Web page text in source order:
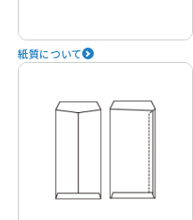
紙質について